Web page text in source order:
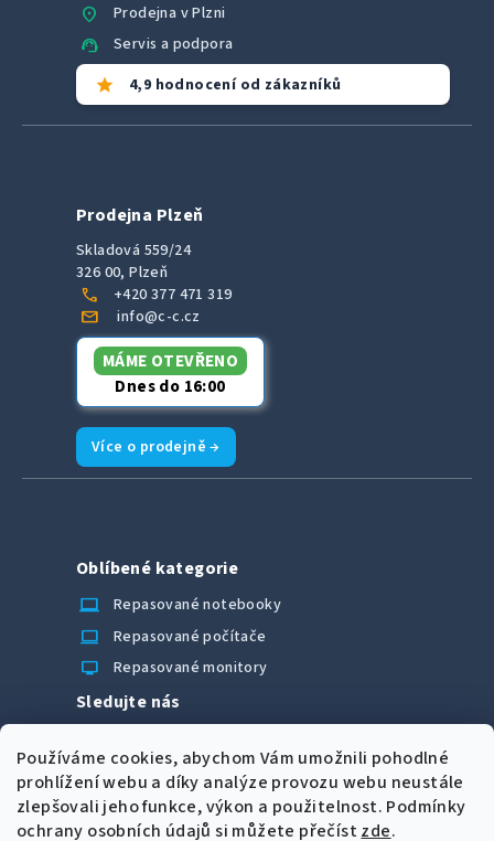
Používáme cookies, abychom Vám umožnili pohodlné
prohlížení webu a díky analýze provozu webu neustále
zlepšovali jeho funkce, výkon a použitelnost. Podmínky
ochrany osobních údajů si můžete přečíst zde.
location_on Prodejna v Plzni
support_agent Servis a podpora
star 4,9 hodnocení od zákazníků
Prodejna Plzeň
Skladová 559/24
326 00, Plzeň
call +420 377 471 319
mail info@c-c.cz
MÁME OTEVŘENO
Dnes do 16:00
Více o prodejně →
Oblíbené kategorie
laptop_chromebook
Repasované notebooky
computer Repasované počítače
monitor Repasované monitory
Sledujte nás
Možnosti úhrady